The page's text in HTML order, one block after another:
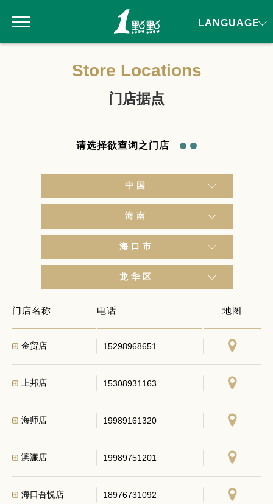
Store Locations
门店据点
请选择欲查询之门店
中国
海南
海口市
龙华区
门店名称 电话 地图
金贸店 15298968651
上邦店 15308931163
海师店 19989161320
滨濂店 19989751201
海口吾悦店 18976731092
LANGUAGE